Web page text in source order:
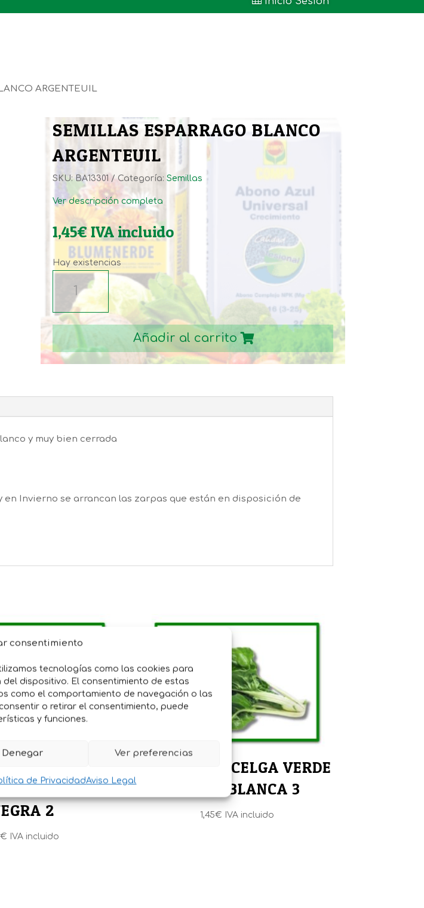
consentimiento
tecnologías como las cookies para
dispositivo. El consentimiento de estas
como el comportamiento de navegación o las
o retirar el consentimiento, puede
y funciones.
Denegar Ver preferencias
de PrivacidadAviso Legal
ARGENTEUIL
SEMILLAS ESPARRAGO BLANCO
ARGENTEUIL
SKU: BA13301 Categoría: Semillas
Ver descripción completa
1,45€ IVA incluido
Hay existencias
ESPARRAGO
BLANCO
ARGENTEUIL
Añadir al carrito
y muy bien cerrada
Invierno se arrancan las zarpas que están en disposición de
CABEZA
2
€ IVA incluido
SEMILLAS ACELGA VERDE
PENCA BLANCA 3
1,45€ IVA incluido